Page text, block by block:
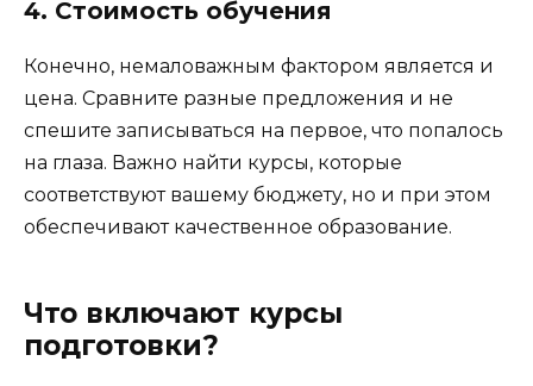
4. Стоимость обучения
Конечно, немаловажным фактором является и
цена. Сравните разные предложения и не
спешите записываться на первое, что попалось
на глаза. Важно найти курсы, которые
соответствуют вашему бюджету, но и при этом
обеспечивают качественное образование.
Что включают курсы
подготовки?